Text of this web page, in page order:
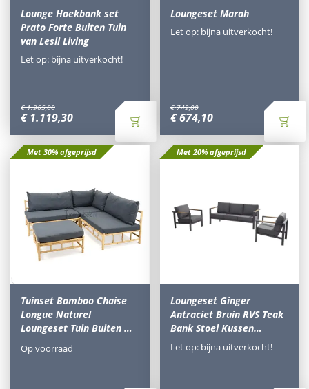
Lounge Hoekbank set
Prato Forte Buiten Tuin
van Lesli Living
€ 1.965,00
€ 1.119,30
Let op: bijna uitverkocht!
Loungeset Marah
€ 749,00
€ 674,10
Let op: bijna uitverkocht!
Met 30% afgeprijsd
Tuinset Bamboo Chaise
Longue Naturel
Loungeset Tuin Buiten …
Op voorraad
Met 20% afgeprijsd
Loungeset Ginger
Antraciet Bruin RVS Teak
Bank Stoel Kussen…
Let op: bijna uitverkocht!